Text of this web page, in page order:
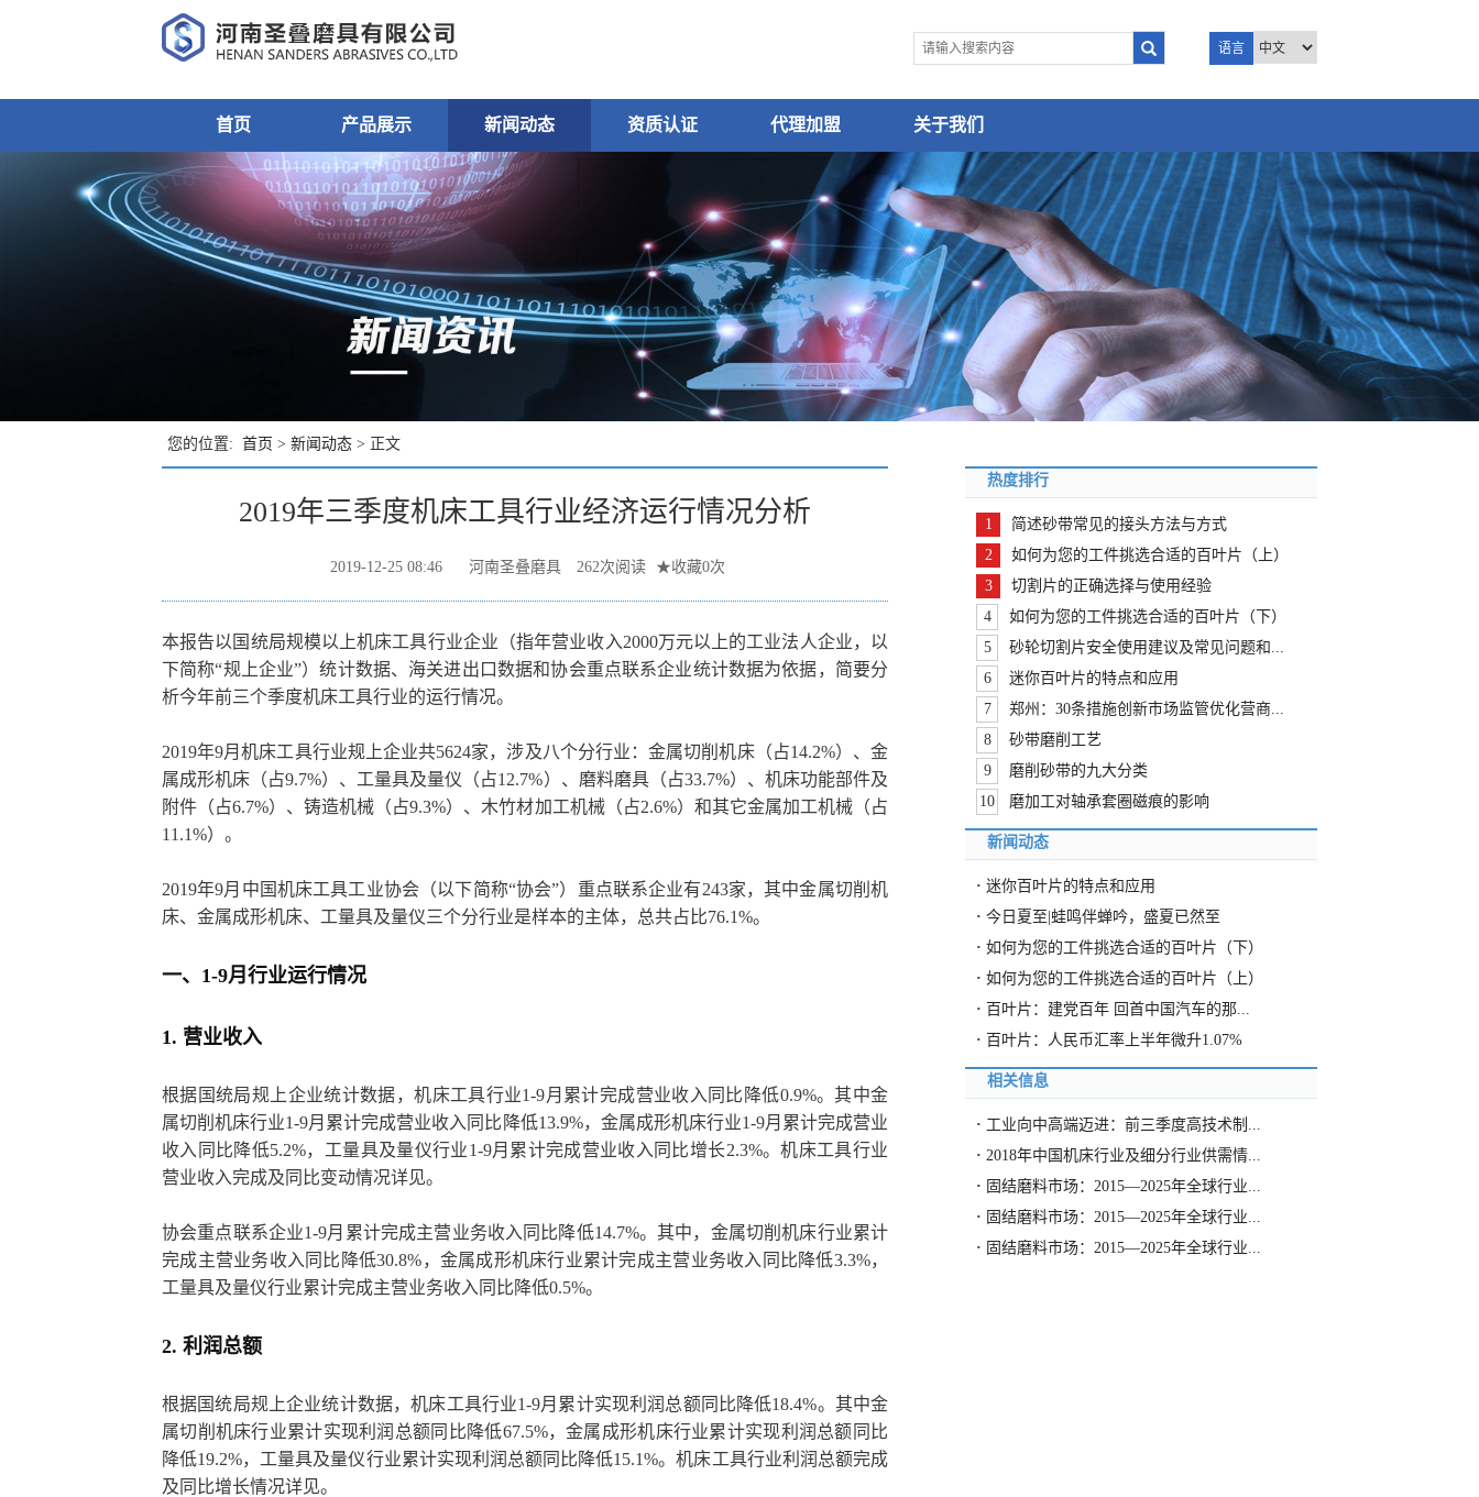
语言
首页 产品展示 新闻动态 资质认证 代理加盟 关于我们
您的位置: 首页 > 新闻动态 > 正文
2019年三季度机床工具行业经济运行情况分析
2019-12-25 08:46 河南圣叠磨具 262次阅读 ★收藏0次
本报告以国统局规模以上机床工具行业企业（指年营业收入2000万元以上的工业法人企业，以
下简称“规上企业”）统计数据、海关进出口数据和协会重点联系企业统计数据为依据，简要分
析今年前三个季度机床工具行业的运行情况。
2019年9月机床工具行业规上企业共5624家，涉及八个分行业：金属切削机床（占14.2%）、金
属成形机床（占9.7%）、工量具及量仪（占12.7%）、磨料磨具（占33.7%）、机床功能部件及
附件（占6.7%）、铸造机械（占9.3%）、木竹材加工机械（占2.6%）和其它金属加工机械（占
11.1%）。
2019年9月中国机床工具工业协会（以下简称“协会”）重点联系企业有243家，其中金属切削机
床、金属成形机床、工量具及量仪三个分行业是样本的主体，总共占比76.1%。
一、1-9月行业运行情况
1. 营业收入
根据国统局规上企业统计数据，机床工具行业1-9月累计完成营业收入同比降低0.9%。其中金
属切削机床行业1-9月累计完成营业收入同比降低13.9%，金属成形机床行业1-9月累计完成营业
收入同比降低5.2%，工量具及量仪行业1-9月累计完成营业收入同比增长2.3%。机床工具行业
营业收入完成及同比变动情况详见。
协会重点联系企业1-9月累计完成主营业务收入同比降低14.7%。其中，金属切削机床行业累计
完成主营业务收入同比降低30.8%，金属成形机床行业累计完成主营业务收入同比降低3.3%，
工量具及量仪行业累计完成主营业务收入同比降低0.5%。
2. 利润总额
根据国统局规上企业统计数据，机床工具行业1-9月累计实现利润总额同比降低18.4%。其中金
属切削机床行业累计实现利润总额同比降低67.5%，金属成形机床行业累计实现利润总额同比
降低19.2%，工量具及量仪行业累计实现利润总额同比降低15.1%。机床工具行业利润总额完成
及同比增长情况详见。
热度排行
1
简述砂带常见的接头方法与方式
2
如何为您的工件挑选合适的百叶片（上）
3
切割片的正确选择与使用经验
4
如何为您的工件挑选合适的百叶片（下）
5
砂轮切割片安全使用建议及常见问题和...
6
迷你百叶片的特点和应用
7
郑州：30条措施创新市场监管优化营商...
8
砂带磨削工艺
9
磨削砂带的九大分类
10
磨加工对轴承套圈磁痕的影响
新闻动态
· 迷你百叶片的特点和应用
· 今日夏至|蛙鸣伴蝉吟，盛夏已然至
· 如何为您的工件挑选合适的百叶片（下）
· 如何为您的工件挑选合适的百叶片（上）
· 百叶片：建党百年 回首中国汽车的那...
· 百叶片：人民币汇率上半年微升1.07%
相关信息
· 工业向中高端迈进：前三季度高技术制...
· 2018年中国机床行业及细分行业供需情...
· 固结磨料市场：2015—2025年全球行业...
· 固结磨料市场：2015—2025年全球行业...
· 固结磨料市场：2015—2025年全球行业...